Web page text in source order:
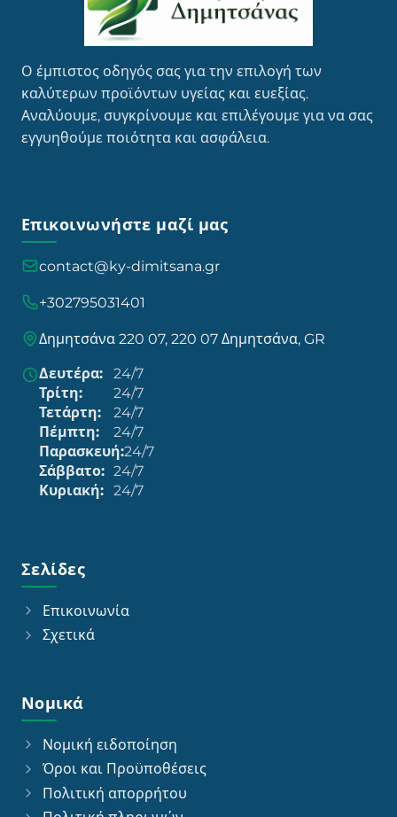
Ο έμπιστος οδηγός σας για την επιλογή των
καλύτερων προϊόντων υγείας και ευεξίας.
Αναλύουμε, συγκρίνουμε και επιλέγουμε για να σας
εγγυηθούμε ποιότητα και ασφάλεια.
Επικοινωνήστε μαζί μας
contact@ky-dimitsana.gr
+302795031401
Δημητσάνα 220 07, 220 07 Δημητσάνα, GR
Δευτέρα:
24/7
Τρίτη:
24/7
Τετάρτη:
24/7
Πέμπτη:
24/7
Παρασκευή:24/7
Σάββατο: 24/7
Κυριακή: 24/7
Σελίδες
Επικοινωνία
Σχετικά
Νομικά
Νομική ειδοποίηση
Όροι και Προϋποθέσεις
Πολιτική απορρήτου